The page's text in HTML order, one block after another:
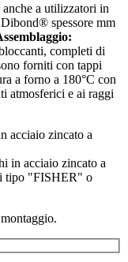
anche a utilizzatori in
spessore mm
completi di
forniti con tappi
a forno a 180°C con
atmosferici e ai raggi
acciaio zincato a
in acciaio zincato a
tipo "FISHER" o